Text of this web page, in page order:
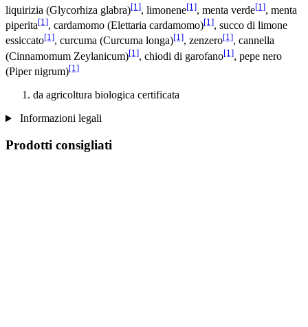
liquirizia (Glycorhiza glabra)[1], limonene[1], menta verde[1], menta
piperita[1], cardamomo (Elettaria cardamomo)[1], succo di limone
essiccato[1], curcuma (Curcuma longa)[1], zenzero[1], cannella
(Cinnamomum Zeylanicum)[1], chiodi di garofano[1], pepe nero
(Piper nigrum)[1]
da agricoltura biologica certificata
Informazioni legali
Prodotti consigliati